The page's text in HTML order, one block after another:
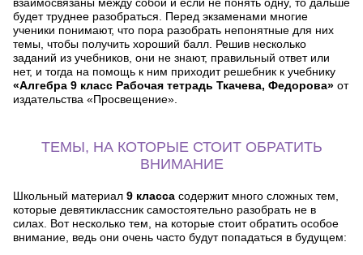
будет труднее разобраться. Перед экзаменами многие
ученики понимают, что пора разобрать непонятные для них
темы, чтобы получить хороший балл. Решив несколько
заданий из учебников, они не знают, правильный ответ или
нет, и тогда на помощь к ним приходит решебник к учебнику
«Алгебра 9 класс Рабочая тетрадь Ткачева, Федорова» от
издательства «Просвещение».
ТЕМЫ, НА КОТОРЫЕ СТОИТ ОБРАТИТЬ
ВНИМАНИЕ
Школьный материал 9 класса содержит много сложных тем,
которые девятиклассник самостоятельно разобрать не в
силах. Вот несколько тем, на которые стоит обратить особое
внимание, ведь они очень часто будут попадаться в будущем: